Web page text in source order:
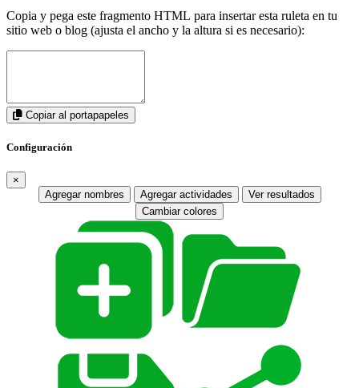
Copia y pega este fragmento HTML para insertar esta ruleta en tu
sitio web o blog (ajusta el ancho y la altura si es necesario):
Copiar al portapapeles
Configuración
×
Agregar nombres
Agregar actividades
Ver resultados
Cambiar colores